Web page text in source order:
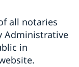
all notaries
Administrative
in